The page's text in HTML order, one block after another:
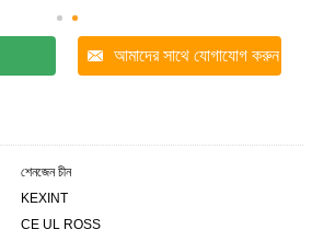
আমাদের সাথে যোগাযোগ করুন
শেনজেন চীন
KEXINT
CE UL ROSS